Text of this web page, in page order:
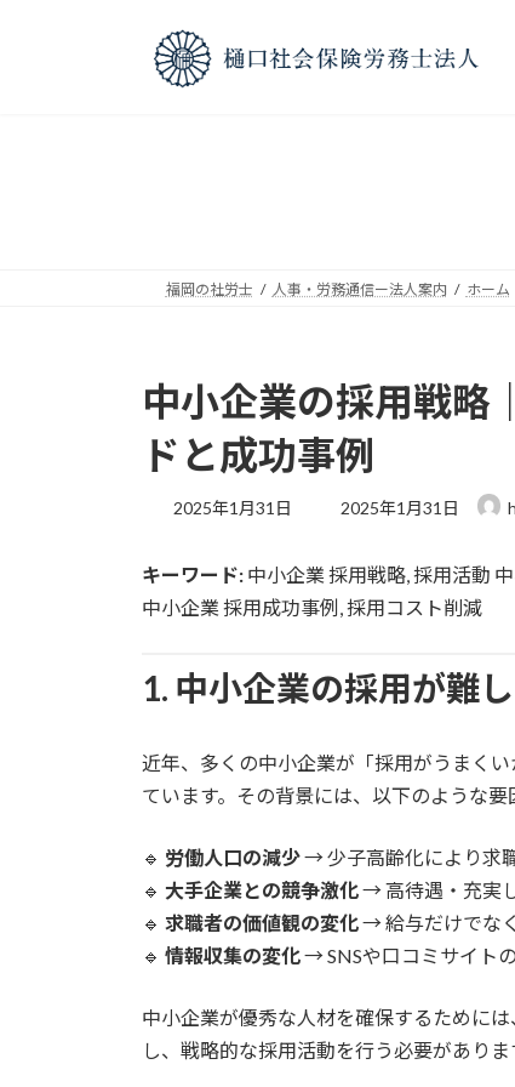
福岡の社労士 人事・労務通信ー法人案内 ホーム
中小企業の採用戦略
ドと成功事例
2025年1月31日
最
新
日
時
2025年1月31日
キーワード: 中小企業 採用戦略, 採用活動
中小企業 採用成功事例, 採用コスト削減
1. 中小企業の採用が難
近年、多くの中小企業が「採用がうまく
ています。その背景には、以下のような要
🔹 労働人口の減少→ 少子高齢化により求
🔹 大手企業との競争激化→ 高待遇・充実
🔹 求職者の価値観の変化→ 給与だけでな
🔹 情報収集の変化→ SNSや口コミサイト
中小企業が優秀な人材を確保するために
し、戦略的な採用活動を行う必要がありま